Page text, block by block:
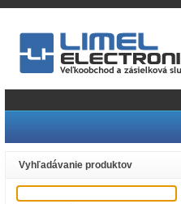
Vyhľadávanie produktov